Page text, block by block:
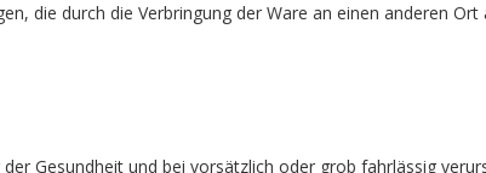
die durch die Verbringung der Ware an einen anderen Ort
Gesundheit und bei vorsätzlich oder grob fahrlässig